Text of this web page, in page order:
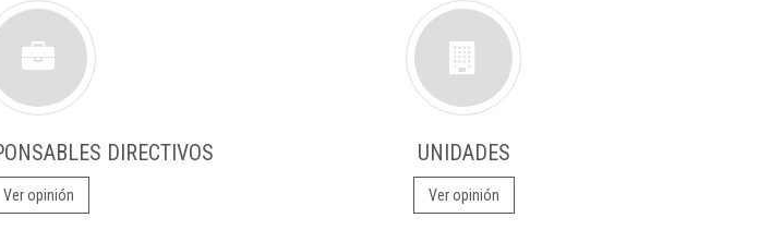
DIRECTIVOS
Ver opinión
UNIDADES
Ver opinión